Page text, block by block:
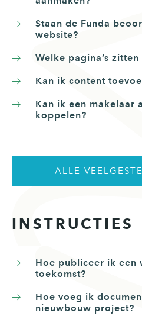
Staan de Funda
website?
Welke pagina’s
Kan ik content
Kan ik een makelaar
koppelen?
ALLE
INSTRUCTIES
Hoe publiceer ik een
toekomst?
Hoe voeg ik
nieuwbouw project?